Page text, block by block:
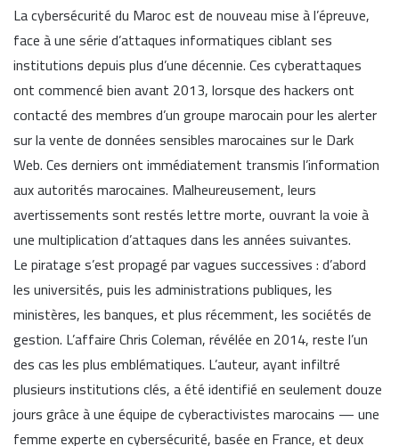
La cybersécurité du Maroc est de nouveau mise à l’épreuve,
face à une série d’attaques informatiques ciblant ses
institutions depuis plus d’une décennie. Ces cyberattaques
ont commencé bien avant 2013, lorsque des hackers ont
contacté des membres d’un groupe marocain pour les alerter
sur la vente de données sensibles marocaines sur le Dark
Web. Ces derniers ont immédiatement transmis l’information
aux autorités marocaines. Malheureusement, leurs
avertissements sont restés lettre morte, ouvrant la voie à
une multiplication d’attaques dans les années suivantes.
Le piratage s’est propagé par vagues successives : d’abord
les universités, puis les administrations publiques, les
ministères, les banques, et plus récemment, les sociétés de
gestion. L’affaire Chris Coleman, révélée en 2014, reste l’un
des cas les plus emblématiques. L’auteur, ayant infiltré
plusieurs institutions clés, a été identifié en seulement douze
jours grâce à une équipe de cyberactivistes marocains — une
femme experte en cybersécurité, basée en France, et deux